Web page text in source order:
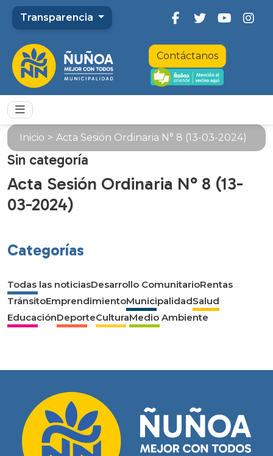
Transparencia
Contáctanos
Inicio > Acta Sesión Ordinaria N° 8 (13-03-2024)
Sin categoría
Acta Sesión Ordinaria N° 8 (13-
03-2024)
Categorías
Todas las noticiasDesarrollo ComunitarioRentas
TránsitoEmprendimientoMunicipalidadSalud
EducaciónDeporteCulturaMedio Ambiente